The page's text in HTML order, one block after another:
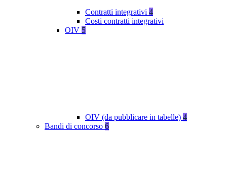
Contratti integrativi 4
Costi contratti integrativi
OIV 5
OIV (da pubblicare in tabelle) 4
Bandi di concorso 6